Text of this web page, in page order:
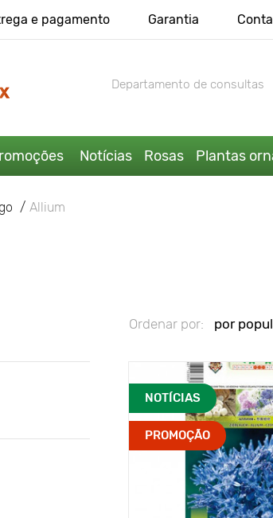
e pagamento Garantia
Departamento de consultas
Notícias Rosas Plantas
Allium
Ordenar por: por
NOTÍCIAS
PROMOÇÃO
Avantages
Hauteur
Espacement
Position